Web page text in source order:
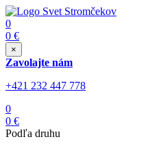
0
0 €
×
Zavolajte nám
+421 232 447 778
0
0 €
Podľa druhu